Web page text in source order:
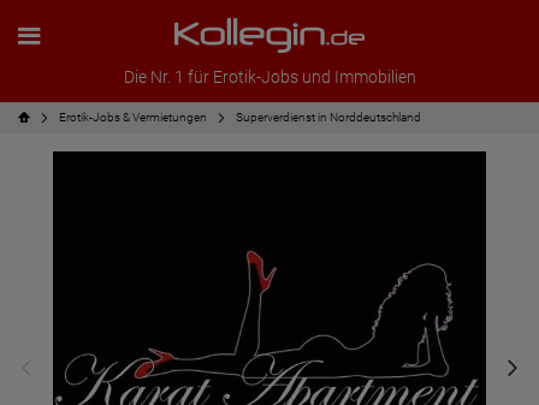
Die Nr. 1 für Erotik-Jobs und Immobilien
Erotik-Jobs & Vermietungen Superverdienst in Norddeutschland